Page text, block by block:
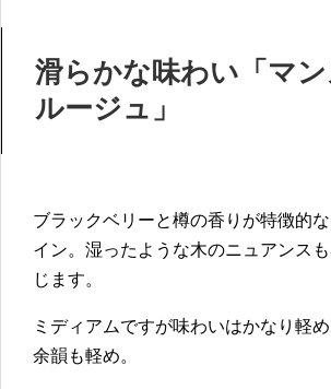
滑らかな味わい「マ
ルージュ」
ブラックベリーと樽の香りが特徴的な
イン。湿ったような木のニュアンス
じます。
ミディアムですが味わいはかなり軽め
余韻も軽め。